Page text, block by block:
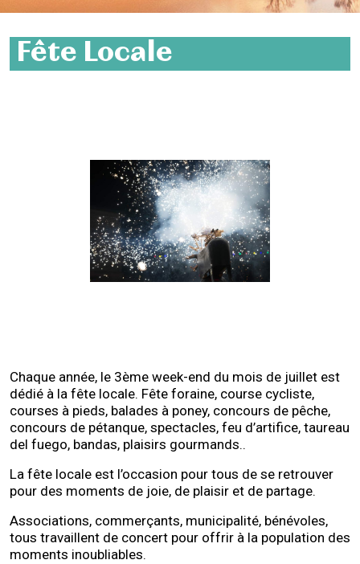
Fête Locale
Chaque année, le 3ème week-end du mois de juillet est
dédié à la fête locale. Fête foraine, course cycliste,
courses à pieds, balades à poney, concours de pêche,
concours de pétanque, spectacles, feu d’artifice, taureau
del fuego, bandas, plaisirs gourmands..
La fête locale est l’occasion pour tous de se retrouver
pour des moments de joie, de plaisir et de partage.
Associations, commerçants, municipalité, bénévoles,
tous travaillent de concert pour offrir à la population des
moments inoubliables.